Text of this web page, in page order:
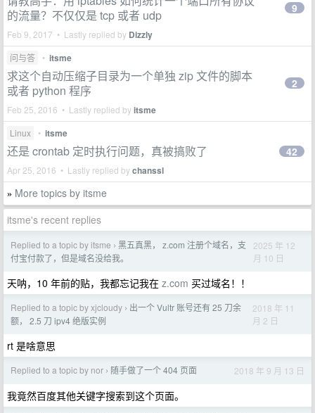
的流量？不仅仅是 tcp 或者 udp
Feb 9, 2017 • Lastly replied by Dizzly
9
问与答 • itsme
求这个自动压缩子目录为一个单独 zip 文件的脚本
或者 python 程序
Feb 25, 2016 • Lastly replied byitsme
2
Linux • itsme
还是 crontab 定时执行问题，真被搞败了
Apr 25, 2016 • Lastly replied bychanssl
42
» More topics by itsme
itsme's recent replies
Replied to a topic by itsme › 黑五真黑， z.com 注册个域名，支
付宝付款了，但是域名没给我。
2025 年 12
月 10 日
天呐，10 年前的贴，我都忘记我在 z.com 买过域名！！
Replied to a topic by xjcloudy › 出一个 Vultr 账号还有 25 刀余
额， 2.5 刀 ipv4 绝版实例
2018 年 11
月 2 日
rt 是啥意思
Replied to a topic by nor › 随手做了一个 404 页面 2018 年 9 月 13 日
我竟然百度其他关键字搜索到这个页面。